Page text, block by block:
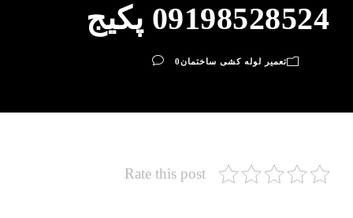
09198528524 پکیج
تعمیر لوله کشی ساختمان0
Rate this post